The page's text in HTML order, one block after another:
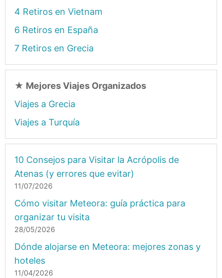
4 Retiros en Vietnam
6 Retiros en España
7 Retiros en Grecia
★ Mejores Viajes Organizados
Viajes a Grecia
Viajes a Turquía
10 Consejos para Visitar la Acrópolis de
Atenas (y errores que evitar)
11/07/2026
Cómo visitar Meteora: guía práctica para
organizar tu visita
28/05/2026
Dónde alojarse en Meteora: mejores zonas y
hoteles
11/04/2026